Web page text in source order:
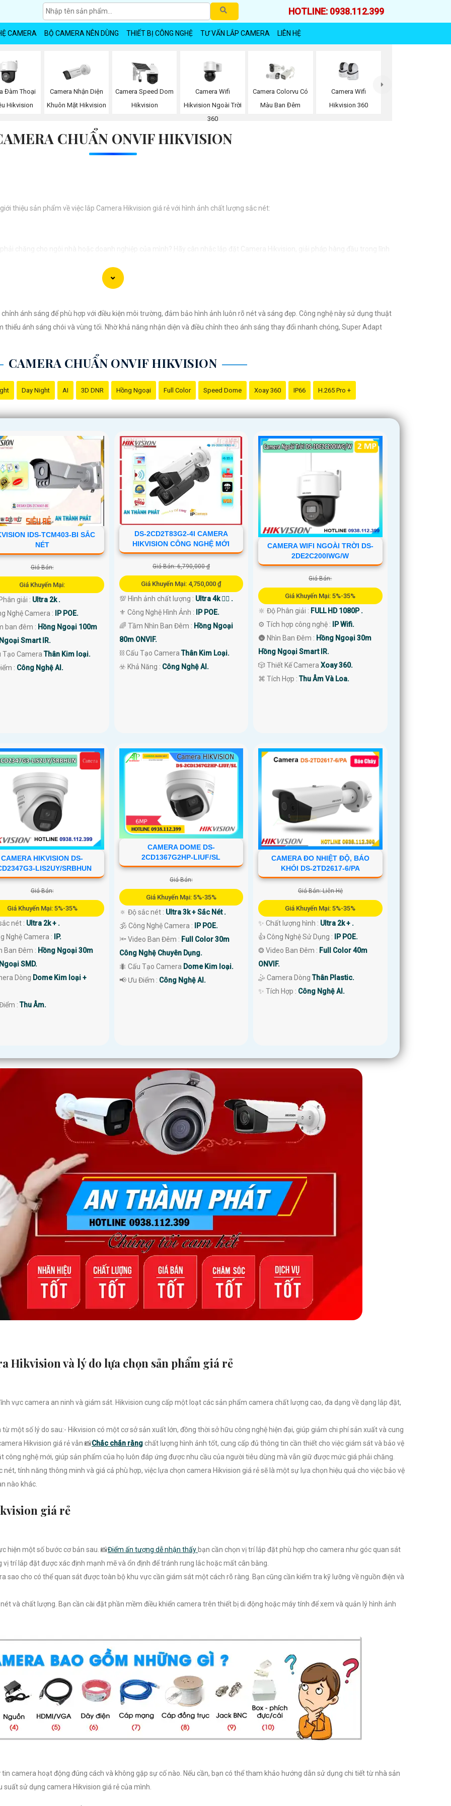
HOTLINE: 0938.112.399
CAMERA BỘ CAMERA NÊN DÙNG THIẾT BỊ CÔNG NGHỆ TƯ VẤN LẮP CAMERA LIÊN HỆ
Đàm Thoại
Hikvision
Camera Nhận Diện
Khuôn Mặt Hikvision
Camera Speed Dom
Hikvision
Camera Wifi
Hikvision Ngoài Trời
360
Camera Colorvu Có
Màu Ban Đêm
Camera Wifi
Hikvision 360
CHUẨN ONVIF HIKVISION
thiệu sản phẩm về việc lắp Camera Hikvision giá rẻ với hình ảnh chất lượng sắc nét:
chăng cho ngôi nhà hoặc doanh nghiệp của mình? Hãy cân nhắc lắp đặt Camera Hikvision, giải pháp hàng đầu trong lĩnh
chất lượng cao, sắc nét và rõ ràng. Bạn sẽ không bỏ lỡ bất kỳ chi tiết nào trong quá trình giám sát. - Giá cả phải chăng: Mặc
sử dụng, giúp bạn dễ dàng cài đặt và vận hành mà không cần kỹ năng chuyên môn.
cho ngôi nhà hoặc doanh nghiệp của bạn, mà còn là lựa chọn thông minh với giá cả phải chăng và hình ảnh chất lượng sắc
ánh sáng để phù hợp với điều kiện môi trường, đảm bảo hình ảnh luôn rõ nét và sáng đẹp. Công nghệ này sử dụng thuật
ánh sáng chói và vùng tối. Nhờ khả năng nhận diện và điều chỉnh theo ánh sáng thay đổi nhanh chóng, Super Adapt
CAMERA CHUẨN ONVIF HIKVISION
Day Night AI 3D DNR Hồng Ngoại Full Color Speed Dome Xoay 360 IP66 H.265 Pro +
IDS-TCM403-BI SẮC
NÉT
Giá Bán:
Giá Khuyến Mại:
giải : Ultra 2k .
Nghệ Camera :
IP POE.
ban đêm : Hồng Ngoại 100m
Smart IR.
Tạo CameraThân Kim loại.
: Công Nghệ AI.
DS-2CD2T83G2-4I CAMERA
HIKVISION CÔNG NGHỆ MỚI
Giá Bán: 6,790,000 ₫
Giá Khuyến Mại: 4,750,000 ₫
💯 Hình ảnh chất lượng : Ultra 4k 👍🏾 .
⚜️ Công Nghệ Hình Ảnh :
IP POE.
🌈 Tầm Nhìn Ban Đêm : Hồng Ngoại
80m ONVIF.
⛓ Cấu Tạo CameraThân Kim Loại.
️☣️ Khả Năng : Công Nghệ AI.
CAMERA WIFI NGOÀI TRỜI DS-
2DE2C200IWG/W
Giá Bán:
Giá Khuyến Mại: 5%-35%
🔆 Độ Phân giải : FULL HD 1080P .
⚙ Tích hợp công nghệ :
IP Wifi.
🌚 Nhìn Ban Đêm : Hồng Ngoại 30m
Hồng Ngoại Smart IR.
🎲 Thiết Kế CameraXoay 360.
️⌘ Tích Hợp :Thu Âm Và Loa.
CAMERA HIKVISION DS-
LIS2UY/SRBHUN
Giá Bán:
Giá Khuyến Mại: 5%-35%
nét : Ultra 2k + .
Nghệ Camera :
IP.
Ban Đêm : Hồng Ngoại 30m
SMD.
Dòng Dome Kim loại +
:Thu Âm.
CAMERA DOME DS-
2CD1367G2HP-LIUF/SL
Giá Bán:
Giá Khuyến Mại: 5%-35%
🔅 Độ sắc nét : Ultra 3k + Sắc Nét .
🕉️ Công Nghệ Camera :
IP POE.
🔦 Video Ban Đêm : Full Color 30m
Công Nghệ Chuyên Dụng.
🐜 Cấu Tạo Camera Dome Kim loại.
️📢 Ưu Điểm : Công Nghệ AI.
CAMERA ĐO NHIỆT ĐỘ, BÁO
KHÓI DS-2TD2617-6/PA
Giá Bán: Liên Hệ
Giá Khuyến Mại: 5%-35%
✨ Chất lượng hình : Ultra 2k + .
👍 Công Nghệ Sử Dụng :
IP POE.
❂ Video Ban Đêm : Full Color 40m
ONVIF.
🤹 Camera DòngThân Plastic.
️✨ Tích Hợp : Công Nghệ AI.
Hikvision và lý do lựa chọn sản phẩm giá rẻ
vực camera an ninh và giám sát. Hikvision cung cấp một loạt các sản phẩm camera chất lượng cao, đa dạng về dạng lắp đặt,
một số lý do sau:- Hikvision có một cơ sở sản xuất lớn, đồng thời sở hữu công nghệ hiện đại, giúp giảm chi phí sản xuất và cung
Hikvision giá rẻ vẫn 📸Chắc chắn rằngchất lượng hình ảnh tốt, cung cấp đủ thông tin cần thiết cho việc giám sát và bảo vệ
công nghệ mới, giúp sản phẩm của họ luôn đáp ứng được nhu cầu của người tiêu dùng mà vẫn giữ được mức giá phải chăng.
tính năng thông minh và giá cả phù hợp, việc lựa chọn camera Hikvision giá rẻ sẽ là một sự lựa chọn hiệu quả cho việc bảo vệ
nào khác.
giá rẻ
hiện một số bước cơ bản sau. 📸Điểm ấn tượng dễ nhận thấybạn cần chọn vị trí lắp đặt phù hợp cho camera như góc quan sát
vị trí lắp đặt được xác định mạnh mẽ và ổn định để tránh rung lắc hoặc mất cân bằng.
sao cho có thể quan sát được toàn bộ khu vực cần giám sát một cách rõ ràng. Bạn cũng cần kiểm tra kỹ lưỡng về nguồn điện và
và chất lượng. Bạn cần cài đặt phần mềm điều khiển camera trên thiết bị di động hoặc máy tính để xem và quản lý hình ảnh
camera hoạt động đúng cách và không gặp sự cố nào. Nếu cần, bạn có thể tham khảo hướng dẫn sử dụng chi tiết từ nhà sản
sử dụng camera Hikvision giá rẻ của mình.